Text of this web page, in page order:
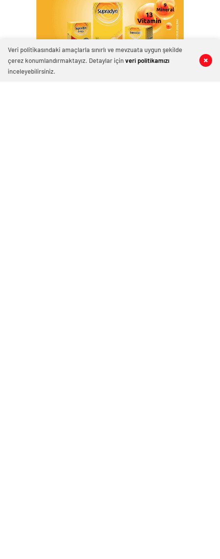
0 0
0 0
Veri politikasındaki amaçlarla sınırlı ve mevzuata uygun şekilde
çerez konumlandırmaktayız. Detaylar içinveri politikamızı
inceleyebilirsiniz.